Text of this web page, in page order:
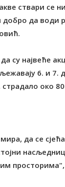
ствари се
да води
највеће
6. и 7.
око
да се